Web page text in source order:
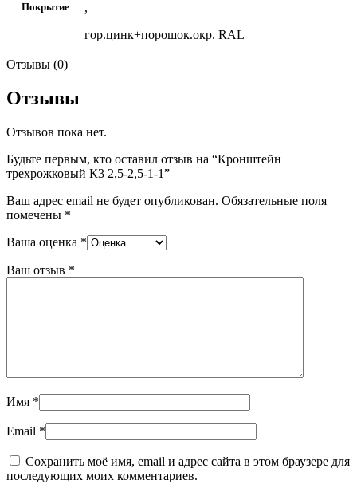
Покрытие
,
гор.цинк+порошок.окр. RAL
Отзывы (0)
Отзывы
Отзывов пока нет.
Будьте первым, кто оставил отзыв на “Кронштейн
трехрожковый К3 2,5-2,5-1-1”
Ваш адрес email не будет опубликован. Обязательные поля
помечены *
Ваша оценка *
Ваш отзыв *
Имя *
Email *
Сохранить моё имя, email и адрес сайта в этом браузере для
последующих моих комментариев.